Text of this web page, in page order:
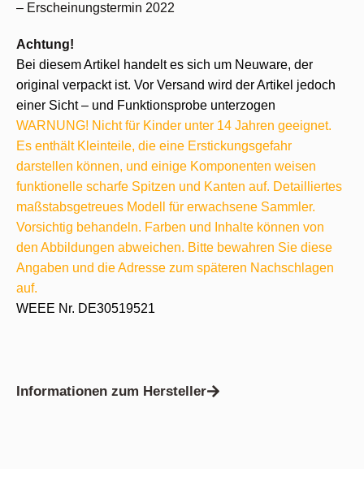
– Erscheinungstermin 2022
Achtung!
Bei diesem Artikel handelt es sich um Neuware, der
original verpackt ist. Vor Versand wird der Artikel jedoch
einer Sicht – und Funktionsprobe unterzogen
WARNUNG! Nicht für Kinder unter 14 Jahren geeignet.
Es enthält Kleinteile, die eine Erstickungsgefahr
darstellen können, und einige Komponenten weisen
funktionelle scharfe Spitzen und Kanten auf. Detailliertes
maßstabsgetreues Modell für erwachsene Sammler.
Vorsichtig behandeln. Farben und Inhalte können von
den Abbildungen abweichen. Bitte bewahren Sie diese
Angaben und die Adresse zum späteren Nachschlagen
auf.
WEEE Nr. DE30519521
Informationen zum Hersteller